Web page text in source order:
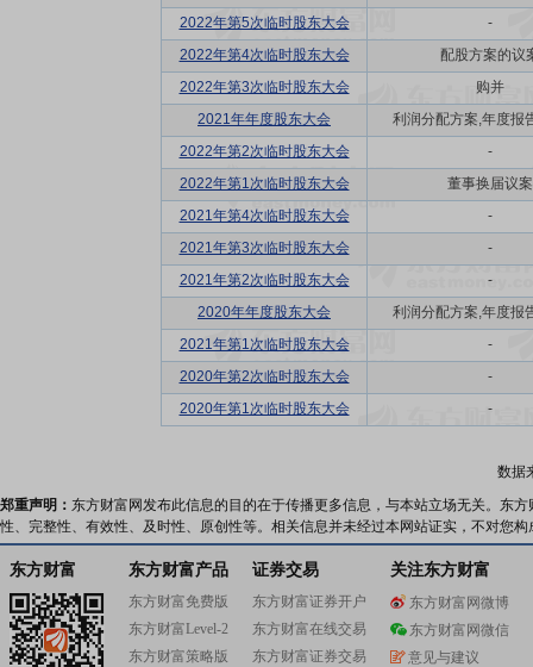
2022年第5次临时股东大会
-
2022年第4次临时股东大会
配股方案的议
2022年第3次临时股东大会
购并
2021年年度股东大会
利润分配方案,年度报
2022年第2次临时股东大会
-
2022年第1次临时股东大会
董事换届议案
2021年第4次临时股东大会
-
2021年第3次临时股东大会
-
2021年第2次临时股东大会
-
2020年年度股东大会
利润分配方案,年度报
2021年第1次临时股东大会
-
2020年第2次临时股东大会
-
2020年第1次临时股东大会
-
数据
郑重声明： 东方财富网发布此信息的目的在于传播更多信息，与本站立场无关。东
性、完整性、有效性、及时性、原创性等。相关信息并未经过本网站证实，不对您
东方财富 东方财富产品
东方财富免费版
东方财富Level-2
东方财富策略版
证券交易
东方财富证券开户
东方财富在线交易
东方财富证券交易
关注东方财富
东方财富网微博
东方财富网微信
意见与建议